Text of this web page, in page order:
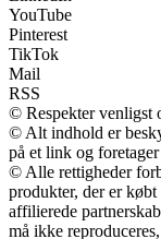
YouTube
Pinterest
TikTok
Mail
RSS
© Respekter venligst
© Alt indhold er
på et link og
© Alle rettigheder
produkter, der er
affilierede
må ikke